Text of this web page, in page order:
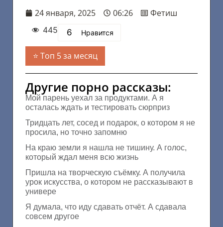
24 января, 2025
06:26 Фетиш
445 6 Нравится
Топ 5 за месяц
Другие порно рассказы:
Мой парень уехал за продуктами. А я
осталась ждать и тестировать сюрприз
Тридцать лет, сосед и подарок, о котором я не
просила, но точно запомню
На краю земли я нашла не тишину. А голос,
который ждал меня всю жизнь
Пришла на творческую съёмку. А получила
урок искусства, о котором не рассказывают в
универе
Я думала, что иду сдавать отчёт. А сдавала
совсем другое